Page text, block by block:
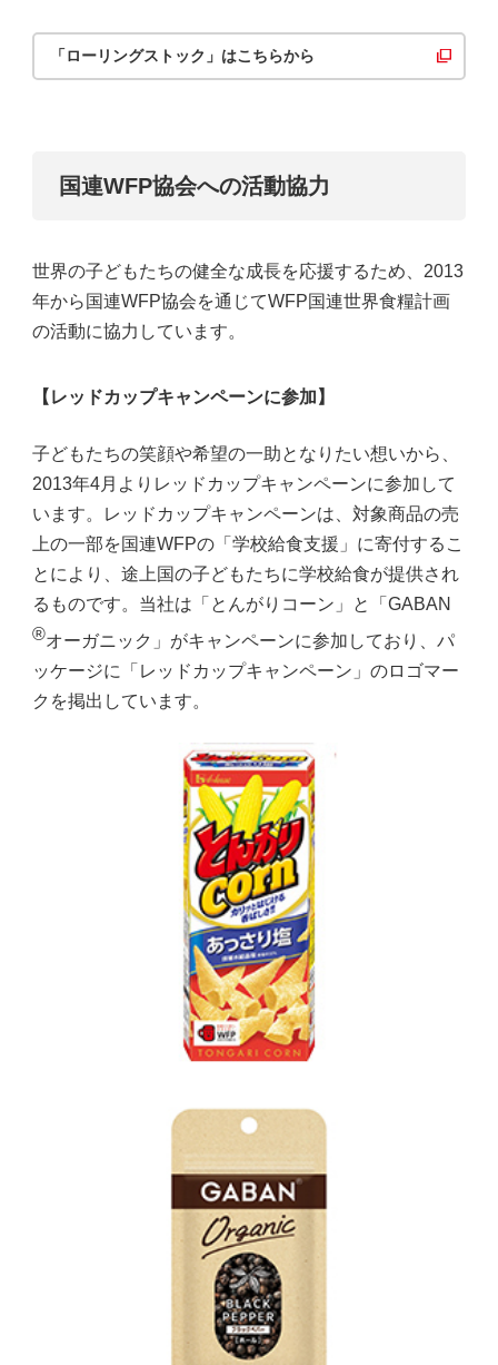
「ローリングストック」はこちらから
国連WFP協会への活動協力
世界の子どもたちの健全な成長を応援するため、2013
年から国連WFP協会を通じてWFP国連世界食糧計画
の活動に協力しています。
【レッドカップキャンペーンに参加】
子どもたちの笑顔や希望の一助となりたい想いから、
2013年4月よりレッドカップキャンペーンに参加して
います。レッドカップキャンペーンは、対象商品の売
上の一部を国連WFPの「学校給食支援」に寄付するこ
とにより、途上国の子どもたちに学校給食が提供され
るものです。当社は「とんがりコーン」と「GABAN
®オーガニック」がキャンペーンに参加しており、パ
ッケージに「レッドカップキャンペーン」のロゴマー
クを掲出しています。